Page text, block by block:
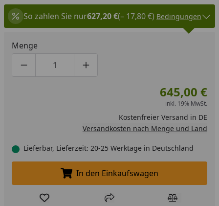
So zahlen Sie nur627,20 €(– 17,80 €) Bedingungen
Menge
Produktmenge um eins verringern
Produktmenge manuell eingeben
Produktmenge um eins erhöhen
645,00 €
inkl. 19% MwSt.
Kostenfreier Versand in DE
Versandkosten nach Menge und Land
Lieferbar, Lieferzeit: 20-25 Werktage in Deutschland
In den Einkaufswagen legen
In den Einkaufswagen
Produkt zur Wunschliste hinzufügen
Teilen Produkt